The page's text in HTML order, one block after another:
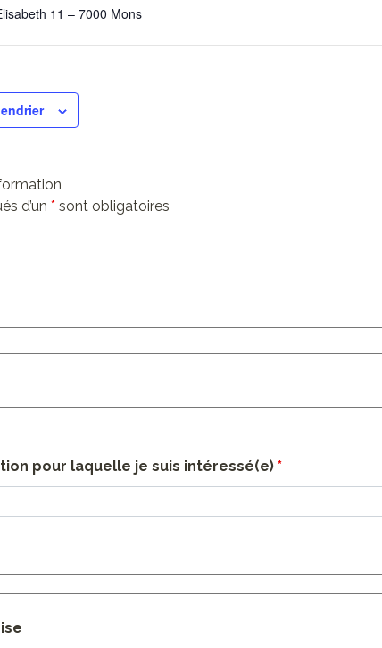
11 – 7000 Mons
d’un * sont obligatoires
pour laquelle je suis intéressé(e) *